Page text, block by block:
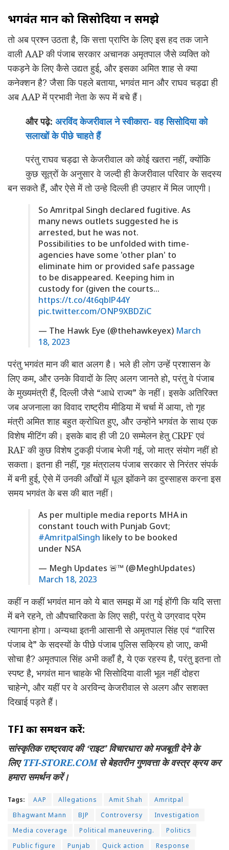
भगवंत मान को सिसोदिया न समझे
तो अब प्रश्न उठता है, कि सत्ता प्राप्ति के लिए इस हद तक जाने
वाली AAP की पंजाब सरकार अचानक अमृतपाल जैसे व्यक्ति को
पकड़ने के लिए कैसे उद्यत हुई, और इसका अमित शाह से क्या
कनेक्शन है? जैसा कि पहले बताया, भगवंत मान और राघव चड्ढा ही
अब AAP में प्रभावी नेता के रूप में बचे हैं।
और पढ़े: अरविंद केजरीवाल ने स्वीकारा- वह सिसोदिया को
सलाखों के पीछे चाहते हैं
परंतु राघव चड्ढा से केजरीवाल को कोई खतरा नहीं, क्योंकि
कुछ सूत्रों के अनुसार वे जल्दी ही केजरीवाल परिवार के सदस्य
बन सकते हैं, और ऐसे में तो उन्हे दिल्ली ही उपहार में मिल जाएगी।
So Amritpal Singh declared fugitive. As
many news outlets suggested he is
arrested, but he was not.
Possibilities to be unfolded with time-
agencies have some 'other plan' to
eliminate him or provided safe passage
to be disappeared. Keeping him in
custody for (given the courts…
https://t.co/4t6qblP44Y
pic.twitter.com/ONP9XBDZiC
— The Hawk Eye (@thehawkeyex) March
18, 2023
परंतु भगवंत मान की बात अलग है। भले ही लोग उन्हें प्रशासन के
लिए कम, और उनके विवादों के लिए अलग जानते हो, परंतु वे पंजाब
के मुख्यमंत्री हैं, दिल्ली जैसे “आधे राज्य” के नहीं। इसके अतिरिक्त
जब अजनाला का विवाद राष्ट्रीय मीडिया में चर्चा में आया, तो गृह
मंत्री अमित शाह बहुत क्रोधित हुए, और उन्होंने भगवंत के साथ एक
विशेष मीटिंग की। इसके बाद ही जी 20 सम्मेलन हेतु CRPF एवं
RAF की कुछ विशेष टुकड़ी पंजाब भेजी गई, जो मात्र संयोग नहीं हो
सकता। इतना ही नहीं, गृह मंत्रालय पंजाब सरकार से निरंतर संपर्क
में बनी हुई, ऐसे में उनकी आँखों में धूल झोंकने का दुस्साहस करना इस
समय भगवंत के बस की बात नहीं।
As per multiple media reports MHA in
constant touch with Punjab Govt;
#AmritpalSingh likely to be booked
under NSA
— Megh Updates 🚨™ (@MeghUpdates)
March 18, 2023
कहीं न कहीं भगवंत मान को ये बात समझ में आ गई होंगी कि यदि सत्ता
में बने रहने, तो औपचारिकता के लिए सही, परंतु ये उग्रवाद प्रेम
त्यागना होगा। अन्यथा इतनी आसानी से अमृतपाल सिंह एवं “वारिस
पंजाब दे” के सदस्यों के पीछे पंजाब पुलिस सक्रिय हो जाए, कभी
सोचा है? अमृतपाल सिंह अभी कहाँ है, ये एक रहस्य है, परंतु इतना तो
स्पष्ट है, भगवंत मान चाहके भी सिसोदिया वाली भूल नहीं दोहरा
चाहेन्गे, और यहीं पर वे अरविन्द केजरीवाल से अलग और सशक्त
दिखाई पड़ते हैं।
TFI का समर्थन करें:
सांस्कृतिक राष्ट्रवाद की ‘राइट’ विचारधारा को मजबूती देने के
लिएTFI-STORE.COMसे बेहतरीन गुणवत्ता के वस्त्र क्रय कर
हमारा समर्थन करें।
Tags: AAP Allegations Amit Shah
Amritpal
Bhagwant Mann
BJP Controversy
Investigation
Media coverage
Political maneuvering.
Politics
Public figure
Punjab Quick action Response